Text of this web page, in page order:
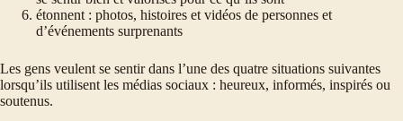
étonnent : photos, histoires et vidéos de personnes et
d’événements surprenants
Les gens veulent se sentir dans l’une des quatre situations suivantes
lorsqu’ils utilisent les médias sociaux : heureux, informés, inspirés ou
soutenus.